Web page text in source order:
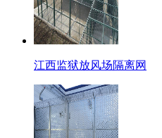
江西监狱放风场隔离网